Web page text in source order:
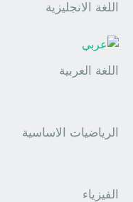
اللغة الانجليزية
اللغة العربية
الرياضيات الاساسية
الفيزياء